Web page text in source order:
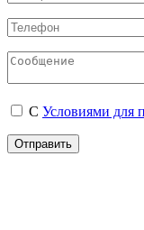
С Условиями для
Отправить